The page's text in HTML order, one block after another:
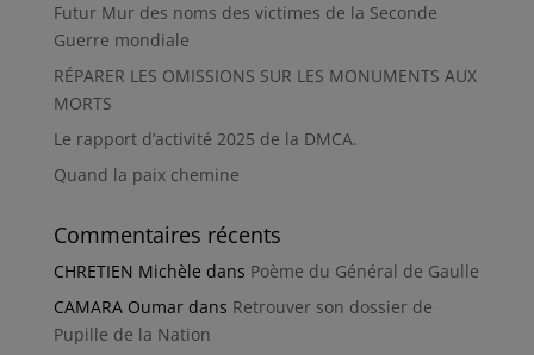
Futur Mur des noms des victimes de la Seconde
Guerre mondiale
RÉPARER LES OMISSIONS SUR LES MONUMENTS AUX
MORTS
Le rapport d’activité 2025 de la DMCA.
Quand la paix chemine
Commentaires récents
CHRETIEN Michèle dans Poème du Général de Gaulle
CAMARA Oumardans Retrouver son dossier de
Pupille de la Nation